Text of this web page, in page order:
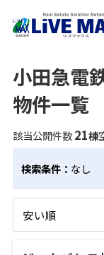
小田急電
物件一覧
該当公開件数21棟
検索条件： なし